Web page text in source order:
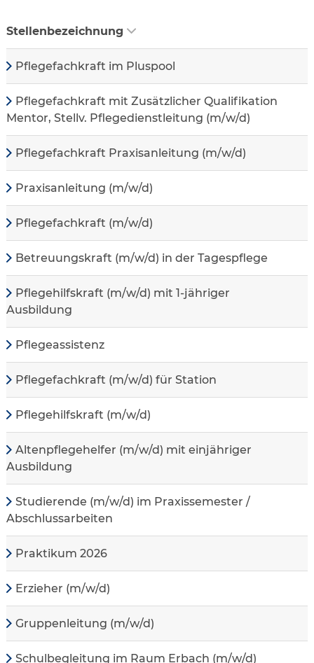
Stellenbezeichnung
Pflegefachkraft im Pluspool
Pflegefachkraft mit Zusätzlicher Qualifikation
Mentor, Stellv. Pflegedienstleitung (m/w/d)
Pflegefachkraft Praxisanleitung (m/w/d)
Praxisanleitung (m/w/d)
Pflegefachkraft (m/w/d)
Betreuungskraft (m/w/d) in der Tagespflege
Pflegehilfskraft (m/w/d) mit 1-jähriger
Ausbildung
Pflegeassistenz
Pflegefachkraft (m/w/d) für Station
Pflegehilfskraft (m/w/d)
Altenpflegehelfer (m/w/d) mit einjähriger
Ausbildung
Studierende (m/w/d) im Praxissemester /
Abschlussarbeiten
Praktikum 2026
Erzieher (m/w/d)
Gruppenleitung (m/w/d)
Schulbegleitung im Raum Erbach (m/w/d)